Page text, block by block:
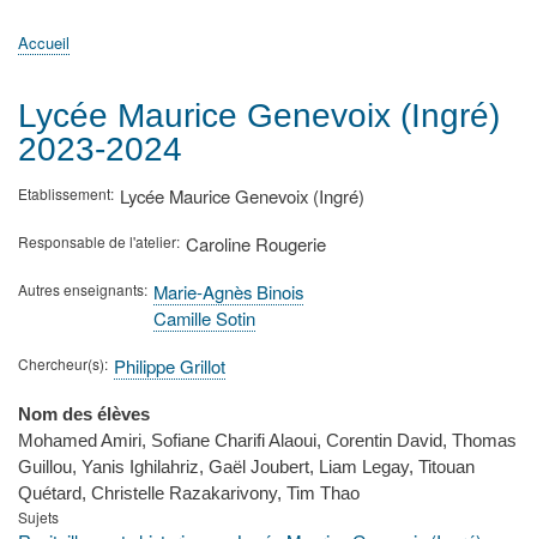
Accueil
ActualitésMATh.en.JEANS ?
Régions et Ateliers
Créer, gérer un atelier
Sujets/Publications
Congrès
d'Ariane
Accueil
Lycée Maurice Genevoix (Ingré)
2023-2024
Etablissement Lycée Maurice Genevoix (Ingré)
Responsable de l'atelier Caroline Rougerie
Autres enseignants Marie-Agnès Binois
Camille Sotin
Chercheur(s) Philippe Grillot
Nom des élèves
Mohamed Amiri, Sofiane Charifi Alaoui, Corentin David, Thomas
Guillou, Yanis Ighilahriz, Gaël Joubert, Liam Legay, Titouan
Quétard, Christelle Razakarivony, Tim Thao
Sujets